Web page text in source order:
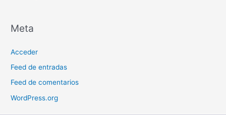
Meta
Acceder
Feed de entradas
Feed de comentarios
WordPress.org